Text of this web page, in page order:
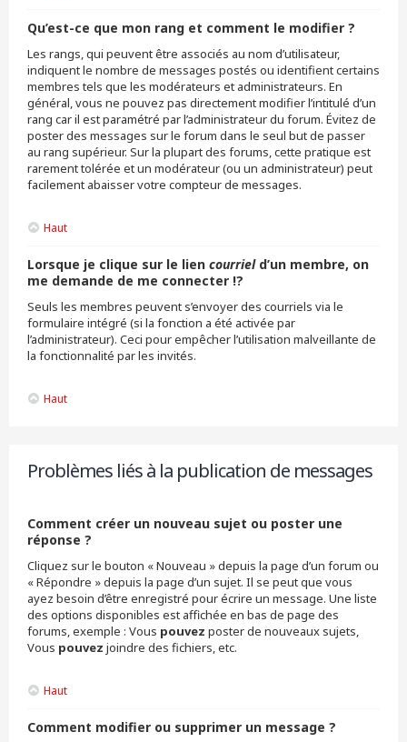
Qu’est-ce que mon rang et comment le modifier ?
Les rangs, qui peuvent être associés au nom d’utilisateur,
indiquent le nombre de messages postés ou identifient certains
membres tels que les modérateurs et administrateurs. En
général, vous ne pouvez pas directement modifier l’intitulé d’un
rang car il est paramétré par l’administrateur du forum. Évitez de
poster des messages sur le forum dans le seul but de passer
au rang supérieur. Sur la plupart des forums, cette pratique est
rarement tolérée et un modérateur (ou un administrateur) peut
facilement abaisser votre compteur de messages.
Haut
Lorsque je clique sur le lien courrield’un membre, on
me demande de me connecter !?
Seuls les membres peuvent s’envoyer des courriels via le
formulaire intégré (si la fonction a été activée par
l’administrateur). Ceci pour empêcher l’utilisation malveillante de
la fonctionnalité par les invités.
Haut
Problèmes liés à la publication de messages
Comment créer un nouveau sujet ou poster une
réponse ?
Cliquez sur le bouton « Nouveau » depuis la page d’un forum ou
« Répondre » depuis la page d’un sujet. Il se peut que vous
ayez besoin d’être enregistré pour écrire un message. Une liste
des options disponibles est affichée en bas de page des
forums, exemple : Vous pouvez poster de nouveaux sujets,
Vous pouvez joindre des fichiers, etc.
Haut
Comment modifier ou supprimer un message ?